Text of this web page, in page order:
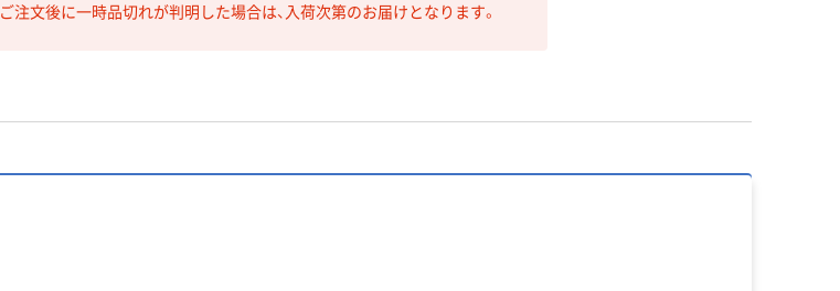
ご注文後に一時品切れが判明した場合は、入荷次第のお届けとなります。